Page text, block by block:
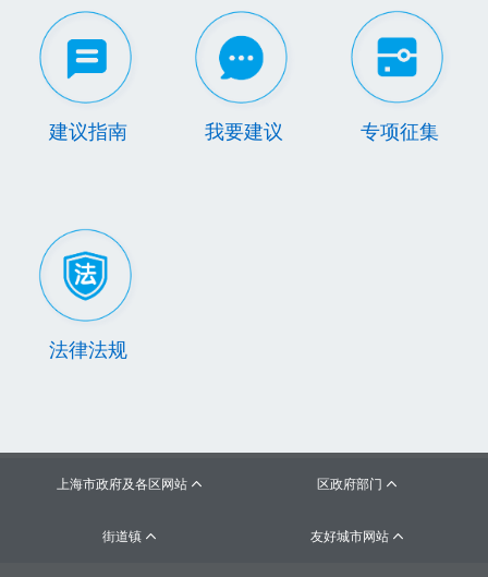
建议指南 我要建议 专项征集
法律法规
上海市政府及各区网站  区政府部门 
街道镇  友好城市网站 